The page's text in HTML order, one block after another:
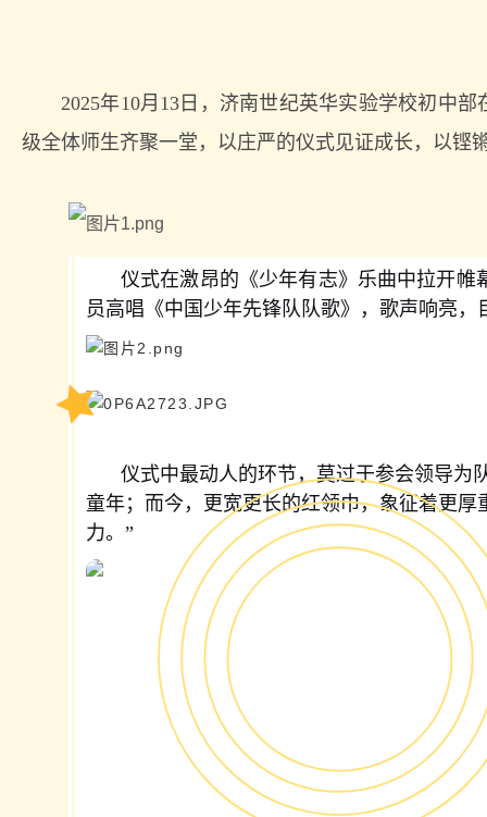
2025年10月13日，济南世纪英华实验学校初中
级全体师生齐聚一堂，以庄严的仪式见证成长，以铿
仪式在激昂的《少年有志》乐曲中拉开
员高唱《中国少年先锋队队歌》，歌声响亮
仪式中最动人的环节，莫过于参会领导为
童年；而今，更宽更长的红领巾，象征着更
力。”